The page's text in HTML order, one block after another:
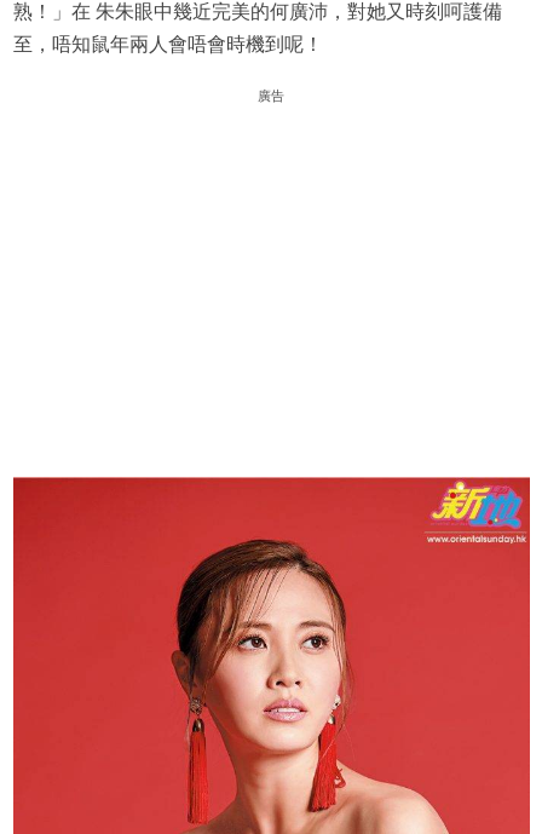
熟！」在 朱朱眼中幾近完美的何廣沛，對她又時刻呵護備
至，唔知鼠年兩人會唔會時機到呢！
廣告